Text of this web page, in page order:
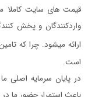
قیمت های سایت کاملا
واردکنندگان و پخش
ارائه میشود. چرا که
است.
در پایان سرمایه